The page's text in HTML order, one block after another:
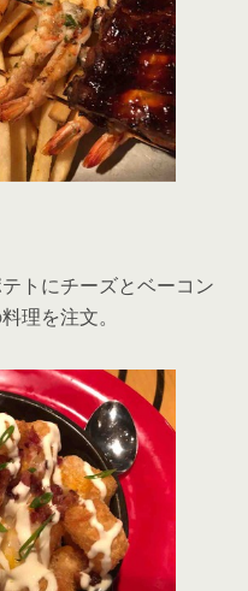
トにチーズとベーコン
理を注文。